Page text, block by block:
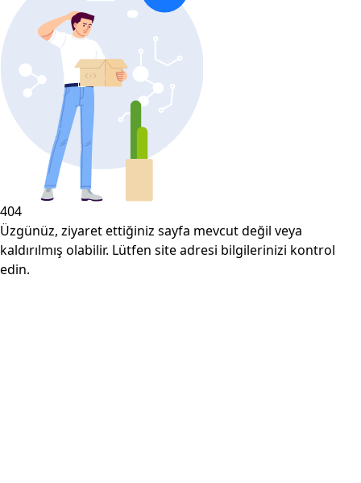
404
Üzgünüz, ziyaret ettiğiniz sayfa mevcut değil veya
kaldırılmış olabilir. Lütfen site adresi bilgilerinizi kontrol
edin.